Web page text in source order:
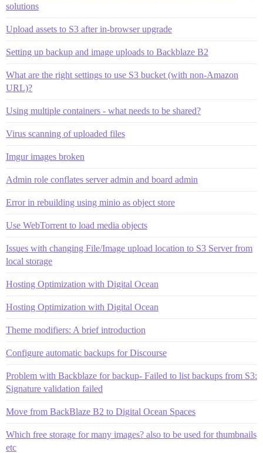
solutions
Upload assets to S3 after in-browser upgrade
Setting up backup and image uploads to Backblaze B2
What are the right settings to use S3 bucket (with non-Amazon
URL)?
Using multiple containers - what needs to be shared?
Virus scanning of uploaded files
Imgur images broken
Admin role conflates server admin and board admin
Error in rebuilding using minio as object store
Use WebTorrent to load media objects
Issues with changing File/Image upload location to S3 Server from
local storage
Hosting Optimization with Digital Ocean
Hosting Optimization with Digital Ocean
Theme modifiers: A brief introduction
Configure automatic backups for Discourse
Problem with Backblaze for backup- Failed to list backups from S3:
Signature validation failed
Move from BackBlaze B2 to Digital Ocean Spaces
Which free storage for many images? also to be used for thumbnails
etc